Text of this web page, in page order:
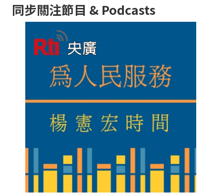
同步關注節目 & Podcasts